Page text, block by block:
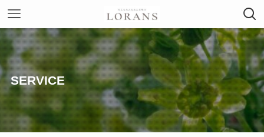
SERVICE